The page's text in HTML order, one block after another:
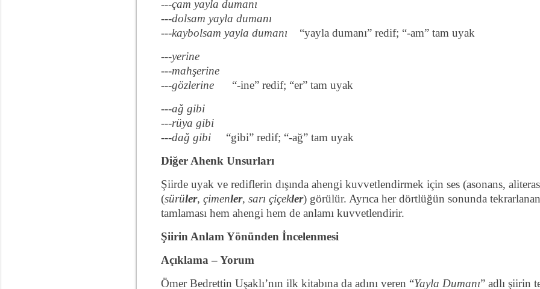
---çam yayla dumanı
---dolsam yayla dumanı
---kaybolsam yayla dumanı
“yayla dumanı” redif; “-am” tam uyak
---yerine
---mahşerine
---gözlerine
“-ine” redif; “er” tam uyak
---ağ gibi
---rüya gibi
---dağ gibi
“gibi” redif; “-ağ” tam uyak
Diğer Ahenk Unsurları
Şiirde uyak ve rediflerin dışında ahengi kuvvetlendirmek için ses (asonans,
(sürüler, çimenler, sarı çiçekler) görülür. Ayrıca her dörtlüğün sonunda
tamlaması hem ahengi hem de anlamı kuvvetlendirir.
Şiirin Anlam Yönünden İncelenmesi
Açıklama – Yorum
Ömer Bedrettin Uşaklı’nın ilk kitabına da adını veren “Yayla Dumanı” adlı şiirin